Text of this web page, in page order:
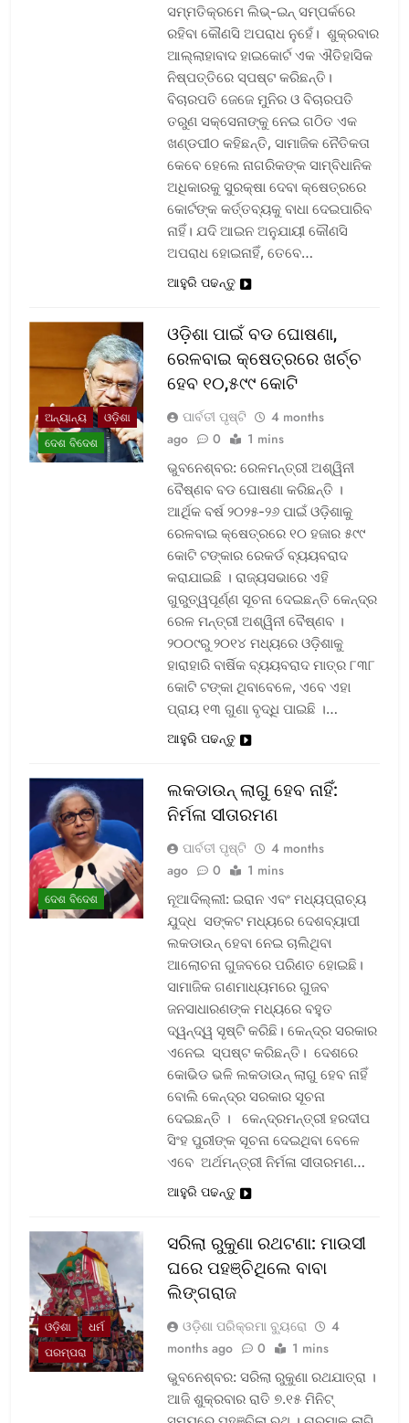
ସମ୍ମତିକ୍ରମେ ଲିଭ୍-ଇନ୍ ସମ୍ପର୍କରେ
ରହିବା କୌଣସି ଅପରାଧ ନୁହେଁ। ଶୁକ୍ରବାର
ଆଲ୍ଲାହାବାଦ ହାଇକୋର୍ଟ ଏକ ଐତିହାସିକ
ନିଷ୍ପତ୍ତିରେ ସ୍ପଷ୍ଟ କରିଛନ୍ତି।
ବିଚାରପତି ଜେଜେ ମୁନିର ଓ ବିଚାରପତି
ତରୁଣ ସକ୍‌ସେନାଙ୍କୁ ନେଇ ଗଠିତ ଏକ
ଖଣ୍ଡପୀଠ କହିଛନ୍ତି, ସାମାଜିକ ନୈତିକତା
କେବେ ହେଲେ ନାଗରିକଙ୍କ ସାମ୍ବିଧାନିକ
ଅଧିକାରକୁ ସୁରକ୍ଷା ଦେବା କ୍ଷେତ୍ରରେ
କୋର୍ଟଙ୍କ କର୍ତ୍ତବ୍ୟକୁ ବାଧା ଦେଇପାରିବ
ନାହିଁ। ଯଦି ଆଇନ ଅନୁଯାୟୀ କୌଣସି
ଅପରାଧ ହୋଇନାହିଁ, ତେବେ…
ଆହୁରି ପଢନ୍ତୁ
ଅନ୍ୟାନ୍ୟ
ଓଡ଼ିଶା
ଦେଶ ବିଦେଶ
ଓଡ଼ିଶା ପାଇଁ ବଡ ଘୋଷଣା,
ରେଳବାଇ କ୍ଷେତ୍ରରେ ଖର୍ଚ୍ଚ
ହେବ ୧୦,୫୯୯ କୋଟି
ପାର୍ବତୀ ପୃଷ୍ଟି
4 months
ago
0 1 mins
ଭୁବନେଶ୍ବର: ରେଳମନ୍ତ୍ରୀ ଅଶ୍ୱିନୀ
ବୈଷ୍ଣବ ବଡ ଘୋଷଣା କରିଛନ୍ତି ।
ଆର୍ଥିକ ବର୍ଷ ୨୦୨୫-୨୬ ପାଇଁ ଓଡ଼ିଶାକୁ
ରେଳବାଇ କ୍ଷେତ୍ରରେ ୧୦ ହଜାର ୫୯୯
କୋଟି ଟଙ୍କାର ରେକର୍ଡ ବ୍ୟୟବରାଦ
କରାଯାଇଛି । ରାଜ୍ୟସଭାରେ ଏହି
ଗୁରୁତ୍ୱପୂର୍ଣ୍ଣ ସୂଚନା ଦେଇଛନ୍ତି କେନ୍ଦ୍ର
ରେଳ ମନ୍ତ୍ରୀ ଅଶ୍ୱିନୀ ବୈଷ୍ଣବ ।
୨୦୦୯ରୁ ୨୦୧୪ ମଧ୍ୟରେ ଓଡ଼ିଶାକୁ
ହାରାହାରି ବାର୍ଷିକ ବ୍ୟୟବରାଦ ମାତ୍ର ୮୩୮
କୋଟି ଟଙ୍କା ଥିବାବେଳେ, ଏବେ ଏହା
ପ୍ରାୟ ୧୩ ଗୁଣା ବୃଦ୍ଧି ପାଇଛି ।…
ଆହୁରି ପଢନ୍ତୁ
ଦେଶ ବିଦେଶ
ଲକଡାଉନ୍ ଲାଗୁ ହେବ ନାହିଁ:
ନିର୍ମଳା ସୀତାରମଣ
ପାର୍ବତୀ ପୃଷ୍ଟି
4 months
ago
0 1 mins
ନୂଆଦିଲ୍ଲୀ: ଇରାନ ଏବଂ ମଧ୍ୟପ୍ରାଚ୍ୟ
ଯୁଦ୍ଧ ସଙ୍କଟ ମଧ୍ୟରେ ଦେଶବ୍ୟାପୀ
ଲକଡାଉନ୍ ହେବା ନେଇ ଚାଲିଥିବା
ଆଲୋଚନା ଗୁଜବରେ ପରିଣତ ହୋଇଛି।
ସାମାଜିକ ଗଣମାଧ୍ୟମରେ ଗୁଜବ
ଜନସାଧାରଣଙ୍କ ମଧ୍ୟରେ ବହୁତ
ଦ୍ୱନ୍ଦ୍ୱ ସୃଷ୍ଟି କରିଛି। କେନ୍ଦ୍ର ସରକାର
ଏନେଇ ସ୍ପଷ୍ଟ କରିଛନ୍ତି। ଦେଶରେ
କୋଭିଡ ଭଳି ଲକଡାଉନ୍ ଲାଗୁ ହେବ ନାହିଁ
ବୋଲି କେନ୍ଦ୍ର ସରକାର ସୂଚନା
ଦେଇଛନ୍ତି । କେନ୍ଦ୍ରମନ୍ତ୍ରୀ ହରଦୀପ
ସିଂହ ପୁରୀଙ୍କ ସୂଚନା ଦେଇଥିବା ବେଳେ
ଏବେ ଅର୍ଥମନ୍ତ୍ରୀ ନିର୍ମଳା ସୀତାରମଣ…
ଆହୁରି ପଢନ୍ତୁ
ଓଡ଼ିଶା
ଧର୍ମ
ପରମ୍ପରା
ସରିଲା ରୁକୁଣା ରଥଟଣା: ମାଉସୀ
ଘରେ ପହଞ୍ଚିଥିଲେ ବାବା
ଲିଙ୍ଗରାଜ
ଓଡ଼ିଶା ପରିକ୍ରମା ବ୍ୟୁରୋ
4
months ago
0 1 mins
ଭୁବନେଶ୍ବର: ସରିଲା ରୁକୁଣା ରଥଯାତ୍ରା ।
ଆଜି ଶୁକ୍ରବାର ରାତି ୭.୧୫ ମିନିଟ୍